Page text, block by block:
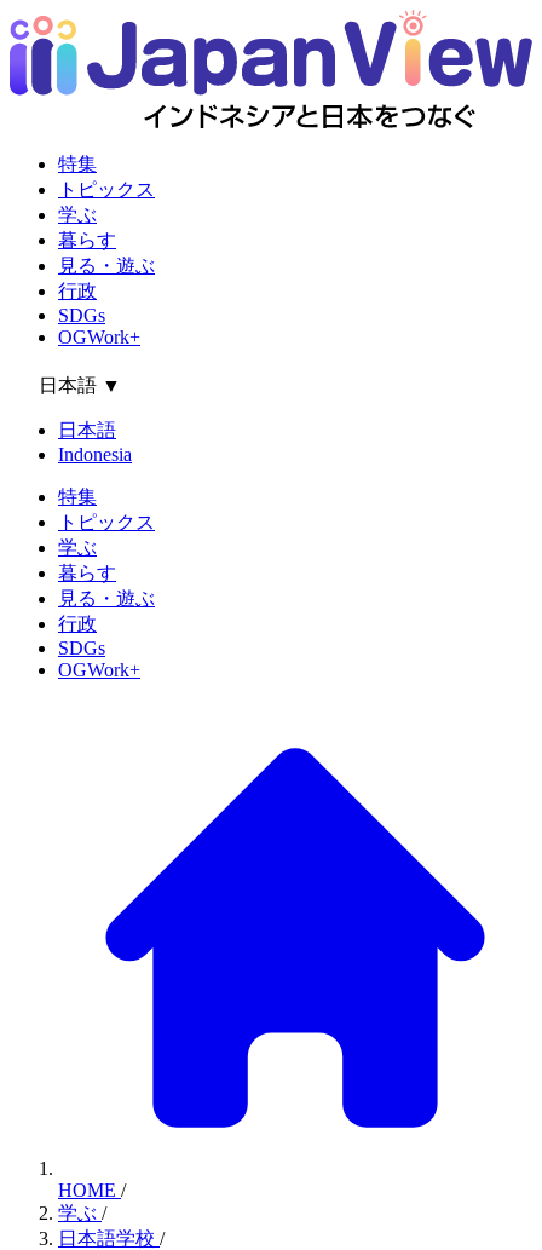
特集
トピックス
学ぶ
暮らす
見る・遊ぶ
行政
SDGs
OGWork+
日本語 ▼
日本語
Indonesia
特集
トピックス
学ぶ
暮らす
見る・遊ぶ
行政
SDGs
OGWork+
HOME /
学ぶ /
日本語学校 /